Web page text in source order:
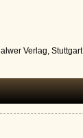
Verlag, Stuttgart